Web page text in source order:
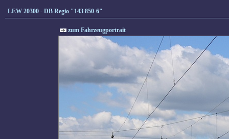
LEW 20300 - DB Regio "143 850-6"
zum Fahrzeugportrait